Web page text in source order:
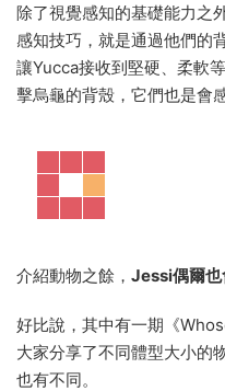
除了視覺感知的基礎能力之
感知技巧，就是通過他們的
讓Yucca接收到堅硬、柔軟
擊烏龜的背殼，它們也是會
介紹動物之餘， Jessi偶爾也
好比說，其中有一期《
大家分享了不同體型大小的
也有不同。